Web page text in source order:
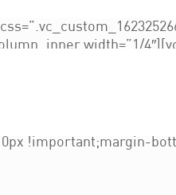
width=”1/
right: 40px
bottom: 0px
!important;margin-